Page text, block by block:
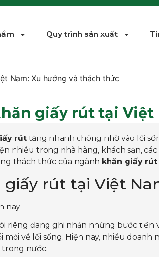
Quy trình sản xuất
Nam: Xu hướng và thách thức
giấy rút tại Việt
rút tăng nhanh chóng nhờ vào lối
nhiều trong nhà hàng, khách sạn,
thách thức của ngành khăn giấy rút
rút tại Việt
riêng đang ghi nhận những bước tiến
mới về lối sống. Hiện nay, nhiều
nước.